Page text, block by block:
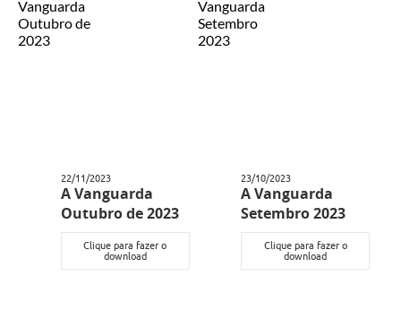
22/11/2023
A Vanguarda
Outubro de 2023
Clique para fazer o
download
23/10/2023
A Vanguarda
Setembro 2023
Clique para fazer o
download